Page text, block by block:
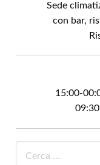
Sede
con bar,
15:00-